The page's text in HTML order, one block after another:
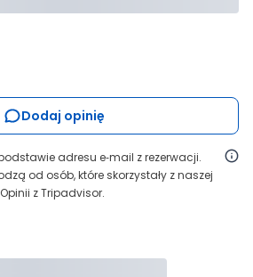
Dodaj opinię
adresu e‑mail z rezerwacji.
od osób, które skorzystały z naszej
z Tripadvisor.